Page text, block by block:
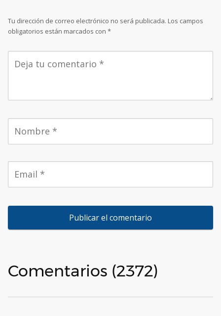
Tu dirección de correo electrónico no será publicada. Los campos
obligatorios están marcados con *
Comentarios (2372)